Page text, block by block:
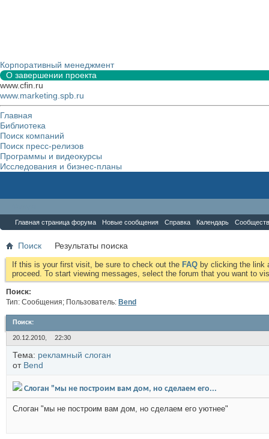
Корпоративный менеджмент
О завершении проекта
www.cfin.ru
www.marketing.spb.ru
Главная
Библиотека
Поиск компаний
Поиск пресс-релизов
Программы и видеокурсы
Исследования и бизнес-планы
Главная страница форума Новые сообщения Справка Календарь
Поиск Результаты поиска
If this is your first visit, be sure to check out the FAQ by clicking the link
proceed. To start viewing messages, select the forum that you want to
Поиск:
Тип: Сообщения; Пользователь: Bend
Поиск:
20.12.2010, 22:30
Тема: рекламный слоган
от Bend
Слоган "мы не построим вам дом, но сделаем его...
Слоган "мы не построим вам дом, но сделаем его уютнее"